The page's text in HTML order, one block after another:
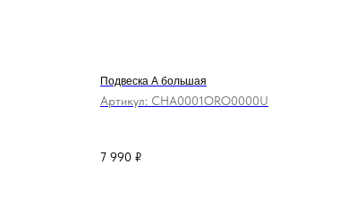
Подвеска A большая
Артикул: CHA0001ORO0000U
7 990 ₽